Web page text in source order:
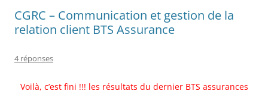
CGRC – Communication et gestion de la
relation client BTS Assurance
4 réponses
Voilà, c’est fini !!! les résultats du dernier BTS assurances